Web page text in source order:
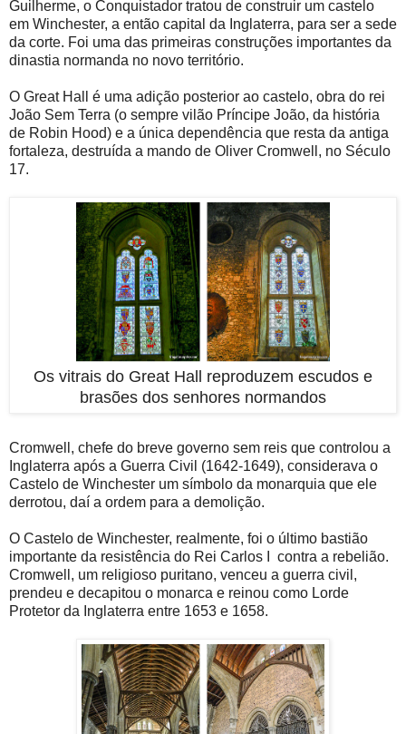
Guilherme, o Conquistador tratou de construir um castelo
em Winchester, a então capital da Inglaterra, para ser a sede
da corte. Foi uma das primeiras construções importantes da
dinastia normanda no novo território.
O Great Hall é uma adição posterior ao castelo, obra do rei
João Sem Terra (o sempre vilão Príncipe João, da história
de Robin Hood) e a única dependência que resta da antiga
fortaleza, destruída a mando de Oliver Cromwell, no Século
17.
Os vitrais do Great Hall reproduzem escudos e
brasões dos senhores normandos
Cromwell, chefe do breve governo sem reis que controlou a
Inglaterra após a Guerra Civil (1642-1649), considerava o
Castelo de Winchester um símbolo da monarquia que ele
derrotou, daí a ordem para a demolição.
O Castelo de Winchester, realmente, foi o último bastião
importante da resistência do Rei Carlos I contra a rebelião.
Cromwell, um religioso puritano, venceu a guerra civil,
prendeu e decapitou o monarca e reinou como Lorde
Protetor da Inglaterra entre 1653 e 1658.